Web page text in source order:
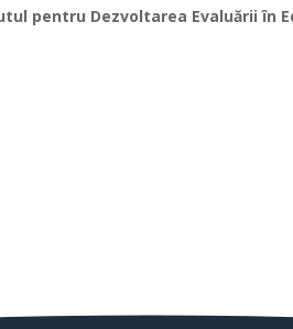
pentru Dezvoltarea Evaluării în